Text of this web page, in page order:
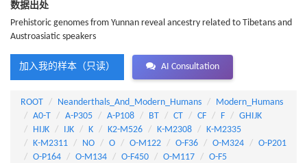
数据出处
Prehistoric genomes from Yunnan reveal ancestry related to Tibetans and
Austroasiatic speakers
加入我的样本（只读） AI Consultation
ROOT Neanderthals_And_Modern_Humans
Modern_Humans
A0-T
A-P305 A-P108 BT CT CF F
GHIJK
HIJK
IJK K K2-M526 K-M2308
K-M2335
K-M2311
NO O O-M122 O-F36 O-M324
O-P201
O-P164
O-M134 O-F450 O-M117 O-F5